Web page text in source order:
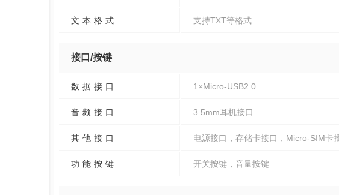
文本格式 支持TXT等格式
接口/按键
数据接口 1×Micro-USB2.0
音频接口 3.5mm耳机接口
其他接口 电源接口，存储卡接口，Micro-SIM卡
功能按键 开关按键，音量按键